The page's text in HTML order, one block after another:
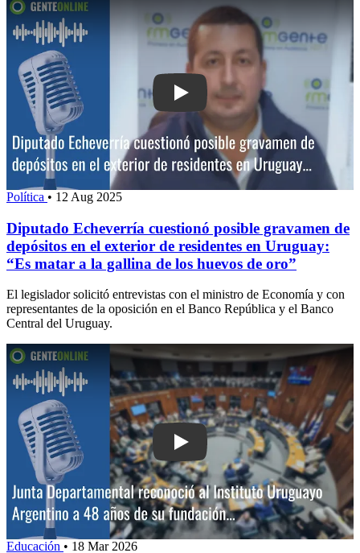
Play: Diputado Echeverría cuestionó
Política • 12 Aug 2025
Diputado Echeverría cuestionó posible gravamen de
depósitos en el exterior de residentes en Uruguay:
“Es matar a la gallina de los huevos de oro”
El legislador solicitó entrevistas con el ministro de Economía y con
representantes de la oposición en el Banco República y el Banco
Central del Uruguay.
Play: Junta Departamental reconoció
Educación • 18 Mar 2026